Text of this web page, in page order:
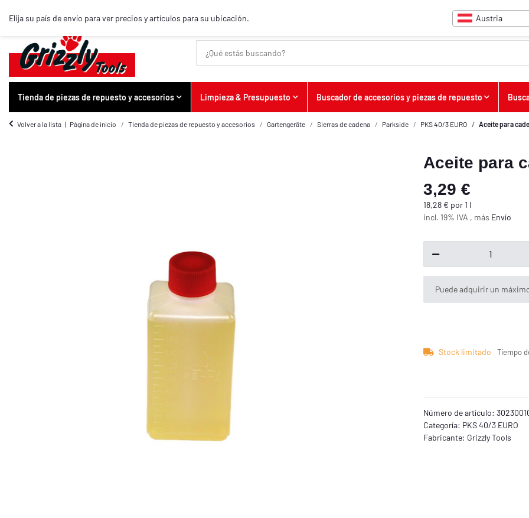
Elija su país de envío para ver precios y artículos para su ubicación. Austria
Tienda de piezas de repuesto y accesorios Limpieza & Presupuesto Buscador de accesorios y piezas de repuesto
Volver a la lista Página de inicio Tienda de piezas de repuesto y accesorios Gartengeräte Sierras de cadena Parkside PKS 40/3 EURO Aceite para
Aceite para
3,29 €
18,28 € por 1 l
incl. 19% IVA , más Envío
x
Puede adquirir un
Stock limitado Tiempo
Número de artículo:
Categoría: PKS 40/3 EURO
Fabricante: Grizzly Tools